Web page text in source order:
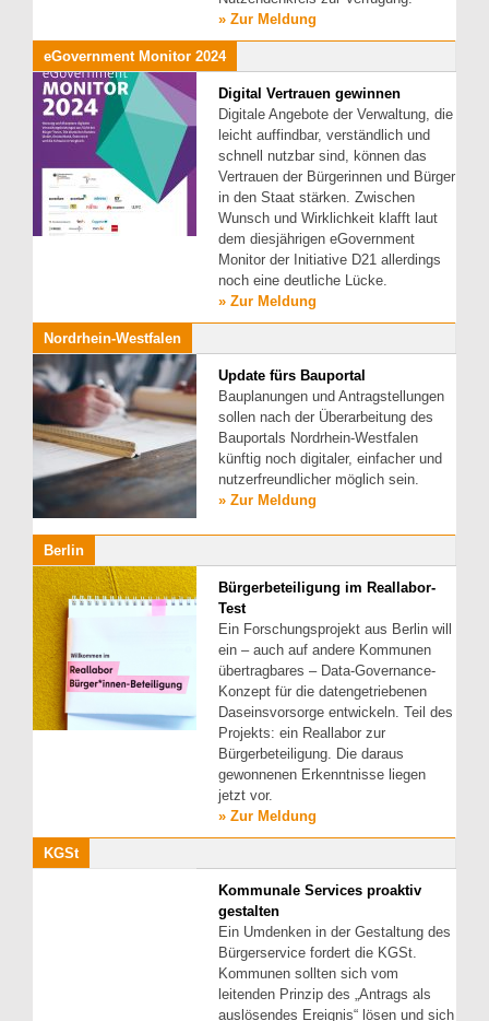
» Zur Meldung
eGovernment Monitor 2024
Digital Vertrauen gewinnen
Digitale Angebote der Verwaltung, die
leicht auffindbar, verständlich und
schnell nutzbar sind, können das
Vertrauen der Bürgerinnen und Bürger
in den Staat stärken. Zwischen
Wunsch und Wirklichkeit klafft laut
dem diesjährigen eGovernment
Monitor der Initiative D21 allerdings
noch eine deutliche Lücke.
» Zur Meldung
Nordrhein-Westfalen
Update fürs Bauportal
Bauplanungen und Antragstellungen
sollen nach der Überarbeitung des
Bauportals Nordrhein-Westfalen
künftig noch digitaler, einfacher und
nutzerfreundlicher möglich sein.
» Zur Meldung
Berlin
Bürgerbeteiligung im Reallabor-
Test
Ein Forschungsprojekt aus Berlin will
ein – auch auf andere Kommunen
übertragbares – Data-Governance-
Konzept für die datengetriebenen
Daseinsvorsorge entwickeln. Teil des
Projekts: ein Reallabor zur
Bürgerbeteiligung. Die daraus
gewonnenen Erkenntnisse liegen
jetzt vor.
» Zur Meldung
KGSt
Kommunale Services proaktiv
gestalten
Ein Umdenken in der Gestaltung des
Bürgerservice fordert die KGSt.
Kommunen sollten sich vom
leitenden Prinzip des „Antrags als
auslösendes Ereignis“ lösen und sich